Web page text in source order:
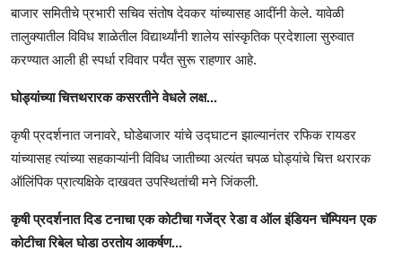
बाजार समितीचे प्रभारी सचिव संतोष देवकर यांच्यासह आदींनी केले. यावेळी
तालुक्यातील विविध शाळेतील विद्यार्थ्यांनी शालेय सांस्कृतिक प्रदेशाला सुरुवात
करण्यात आली ही स्पर्धा रविवार पर्यंत सुरू राहणार आहे.
घोड्यांच्या चित्तथरारक कसरतीने वेधले लक्ष...
कृषी प्रदर्शनात जनावरे, घोडेबाजार यांचे उद्घाटन झाल्यानंतर रफिक रायडर
यांच्यासह त्यांच्या सहकाऱ्यांनी विविध जातीच्या अत्यंत चपळ घोड्यांचे चित्त थरारक
ऑलिंपिक प्रात्यक्षिके दाखवत उपस्थितांची मने जिंकली.
कृषी प्रदर्शनात दिड टनाचा एक कोटीचा गजेंद्र रेडा व ऑल इंडियन चॅम्पियन एक
कोटीचा रिबेल घोडा ठरतोय आकर्षण...